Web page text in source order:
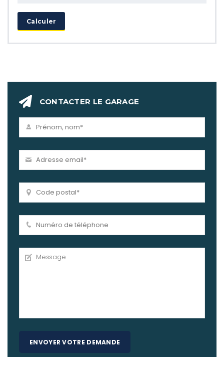
Calculer
CONTACTER LE GARAGE